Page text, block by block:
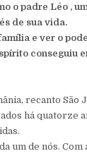
o padre Léo ,
de sua vida.
e ver o
conseguiu
recanto São
há quatorze
um de nós.